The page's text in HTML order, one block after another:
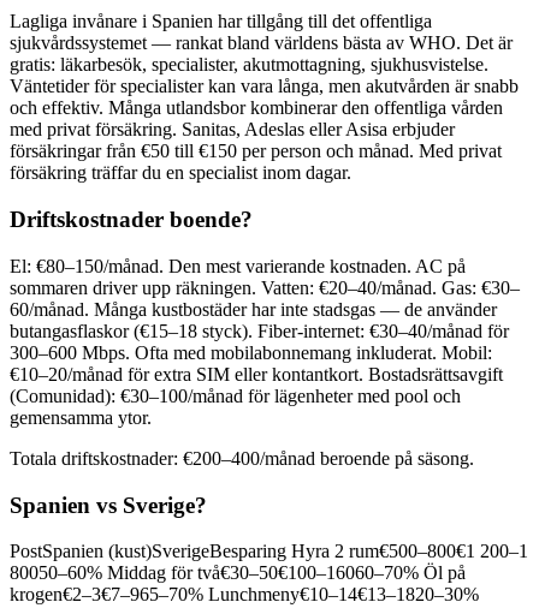
Lagliga invånare i Spanien har tillgång till det offentliga
sjukvårdssystemet — rankat bland världens bästa av WHO. Det är
gratis: läkarbesök, specialister, akutmottagning, sjukhusvistelse.
Väntetider för specialister kan vara långa, men akutvården är snabb
och effektiv. Många utlandsbor kombinerar den offentliga vården
med privat försäkring. Sanitas, Adeslas eller Asisa erbjuder
försäkringar från €50 till €150 per person och månad. Med privat
försäkring träffar du en specialist inom dagar.
Driftskostnader boende?
El: €80–150/månad. Den mest varierande kostnaden. AC på
sommaren driver upp räkningen. Vatten: €20–40/månad. Gas: €30–
60/månad. Många kustbostäder har inte stadsgas — de använder
butangasflaskor (€15–18 styck). Fiber-internet: €30–40/månad för
300–600 Mbps. Ofta med mobilabonnemang inkluderat. Mobil:
€10–20/månad för extra SIM eller kontantkort. Bostadsrättsavgift
(Comunidad): €30–100/månad för lägenheter med pool och
gemensamma ytor.
Totala driftskostnader: €200–400/månad beroende på säsong.
Spanien vs Sverige?
PostSpanien (kust)SverigeBesparing Hyra 2 rum€500–800€1 200–1
80050–60% Middag för två€30–50€100–16060–70% Öl på
krogen€2–3€7–965–70% Lunchmeny€10–14€13–1820–30%